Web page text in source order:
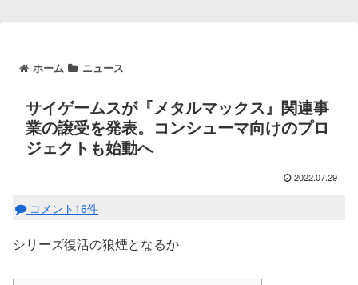
ホーム ニュース
サイゲームスが『メタルマックス』関連事
業の譲受を発表。コンシューマ向けのプロ
ジェクトも始動へ
2022.07.29
コメント16件
シリーズ復活の狼煙となるか